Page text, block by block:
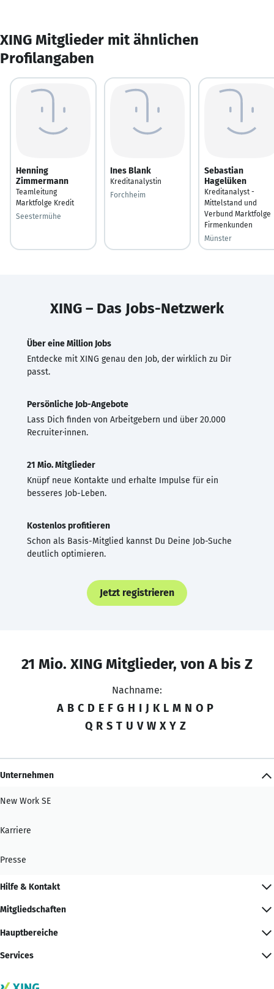
XING Mitglieder mit ähnlichen
Profilangaben
Henning
Zimmermann
Teamleitung
Marktfolge Kredit
Seestermühe
Ines Blank
Kreditanalystin
Forchheim
Sebastian
Hagelüken
Kreditanalyst -
Mittelstand und
Verbund Marktfolge
Firmenkunden
Münster
XING – Das Jobs-Netzwerk
Über eine Million Jobs
Entdecke mit XING genau den Job, der wirklich zu Dir
passt.
Persönliche Job-Angebote
Lass Dich finden von Arbeitgebern und über 20.000
Recruiter·innen.
21 Mio. Mitglieder
Knüpf neue Kontakte und erhalte Impulse für ein
besseres Job-Leben.
Kostenlos profitieren
Schon als Basis-Mitglied kannst Du Deine Job-Suche
deutlich optimieren.
Jetzt registrieren
21 Mio. XING Mitglieder, von A bis Z
Nachname:
A B C D E F G H I J K L M N O P
Q R S T U V W X Y Z
Unternehmen
New Work SE
Karriere
Presse
Hilfe & Kontakt
Mitgliedschaften
Hauptbereiche
Services